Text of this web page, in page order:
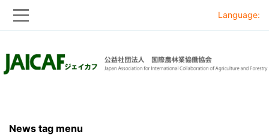
to
to
Language:
News tag menu